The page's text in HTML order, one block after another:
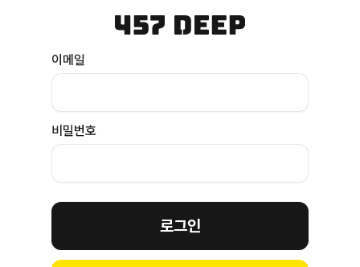
이메일
비밀번호
로그인